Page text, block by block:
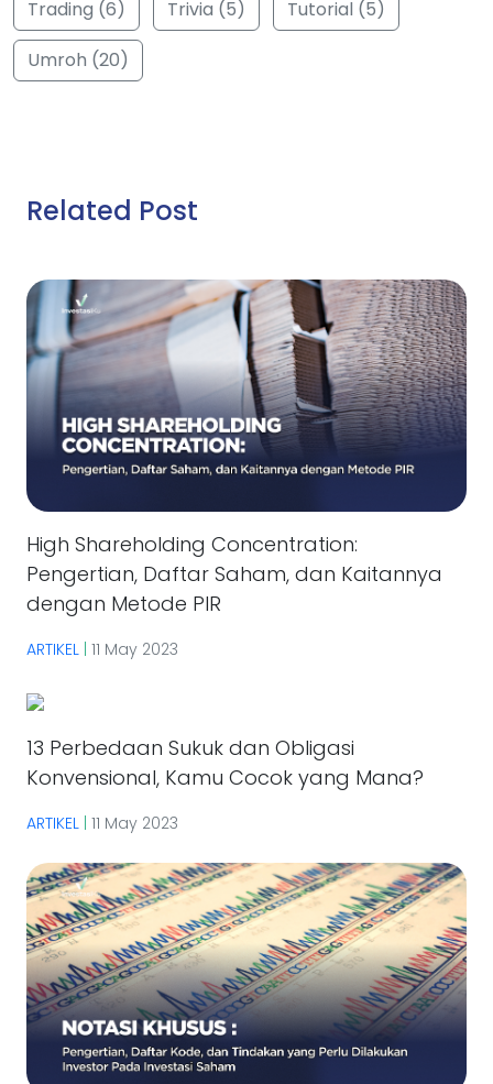
Trading (6)
Trivia (5)
Tutorial (5)
Umroh (20)
Related Post
High Shareholding Concentration:
Pengertian, Daftar Saham, dan Kaitannya
dengan Metode PIR
ARTIKEL | 11 May 2023
13 Perbedaan Sukuk dan Obligasi
Konvensional, Kamu Cocok yang Mana?
ARTIKEL | 11 May 2023